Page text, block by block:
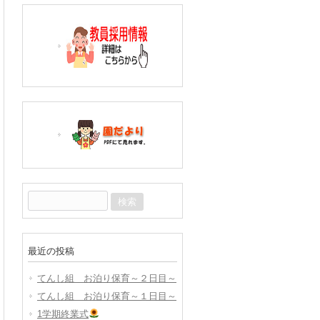
索:
最近の投稿
てんし組 お泊り保育～２日目～
てんし組 お泊り保育～１日目～
1学期終業式